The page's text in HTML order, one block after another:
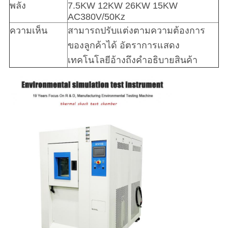
พลัง
7.5KW 12KW 26KW 15KW
AC380V/50Kz
ความเห็น
สามารถปรับแต่งตามความต้องการ
ของลูกค้าได้ อัตราการแสดง
เทคโนโลยีอ้างถึงคําอธิบายสินค้า